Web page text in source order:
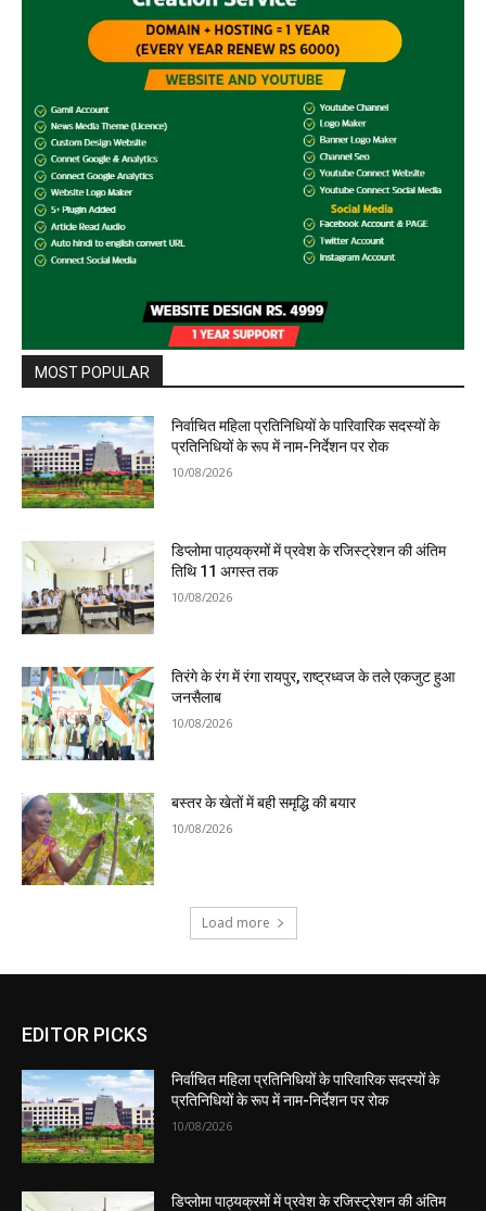
MOST POPULAR
निर्वाचित महिला प्रतिनिधियों के पारिवारिक सदस्यों के
प्रतिनिधियों के रूप में नाम-निर्देशन पर रोक
10/08/2026
डिप्लोमा पाठ्यक्रमों में प्रवेश के रजिस्ट्रेशन की अंतिम
तिथि 11 अगस्त तक
10/08/2026
तिरंगे के रंग में रंगा रायपुर, राष्ट्रध्वज के तले एकजुट हुआ
जनसैलाब
10/08/2026
बस्तर के खेतों में बही समृद्धि की बयार
10/08/2026
Load more
EDITOR PICKS
निर्वाचित महिला प्रतिनिधियों के पारिवारिक सदस्यों के
प्रतिनिधियों के रूप में नाम-निर्देशन पर रोक
10/08/2026
डिप्लोमा पाठ्यक्रमों में प्रवेश के रजिस्ट्रेशन की अंतिम